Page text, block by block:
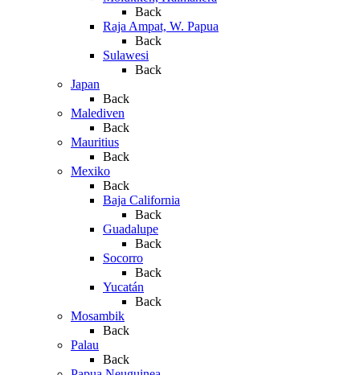
Back
Raja Ampat, W. Papua
Back
Sulawesi
Back
Japan
Back
Malediven
Back
Mauritius
Back
Mexiko
Back
Baja California
Back
Guadalupe
Back
Socorro
Back
Yucatán
Back
Mosambik
Back
Palau
Back